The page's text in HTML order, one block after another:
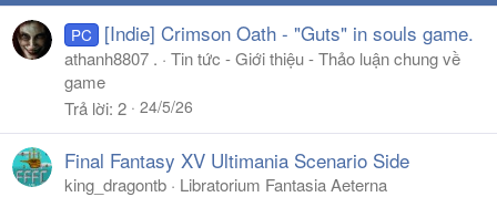
PC [Indie] Crimson Oath - "Guts" in souls game.
athanh8807 .
Tin tức - Giới thiệu - Thảo luận chung về
game
Trả lời 2 24/5/26
Final Fantasy XV Ultimania Scenario Side
king_dragontb
Libratorium Fantasia Aeterna